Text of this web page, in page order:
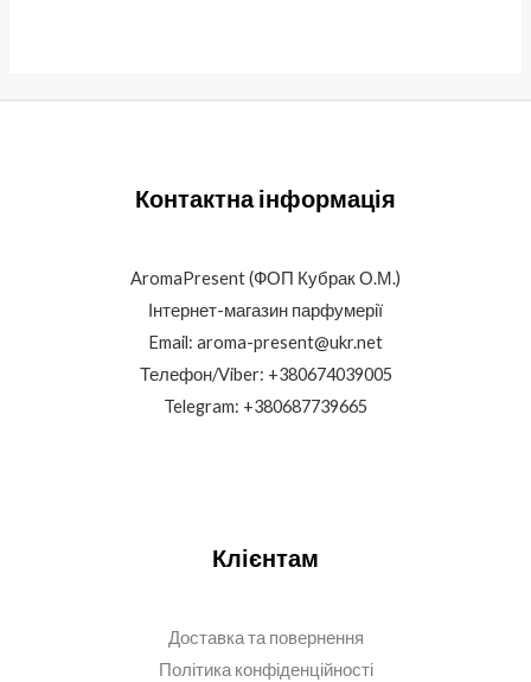
Контактна інформація
AromaPresent (ФОП Кубрак О.М.)
Інтернет-магазин парфумерії
Email: aroma-present@ukr.net
Телефон/Viber: +380674039005
Telegram: +380687739665
Клієнтам
Доставка та повернення
Політика конфіденційності